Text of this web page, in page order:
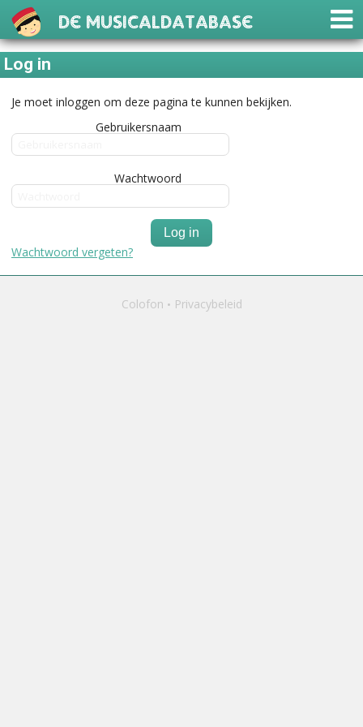
De Musicaldatabase
Log in
Je moet inloggen om deze pagina te kunnen bekijken.
Gebruikersnaam
Wachtwoord
Log in
Wachtwoord vergeten?
Colofon Privacybeleid